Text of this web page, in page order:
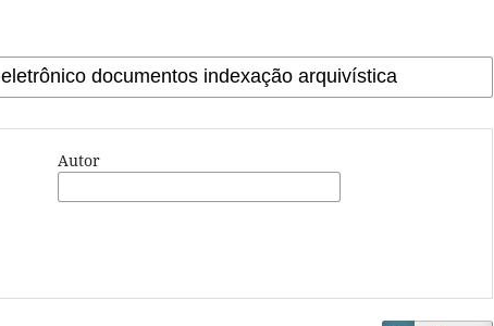
Autor